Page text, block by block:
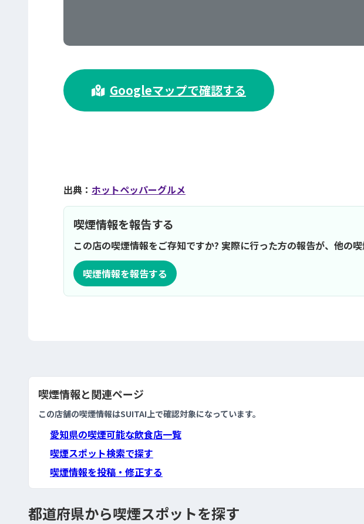
>
Googleマップで確認する
出典： ホットペッパーグルメ
喫煙情報を報告する
この店の喫煙情報をご存知ですか? 実際に行った方の報告が、他の喫
喫煙情報を報告する
喫煙情報と関連ページ
この店舗の喫煙情報はSUITAI上で確認対象になっています。
愛知県の喫煙可能な飲食店一覧
喫煙スポット検索で探す
喫煙情報を投稿・修正する
都道府県から喫煙スポットを探す